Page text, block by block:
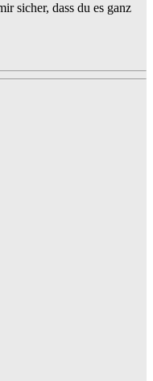
sicher, dass du es ganz